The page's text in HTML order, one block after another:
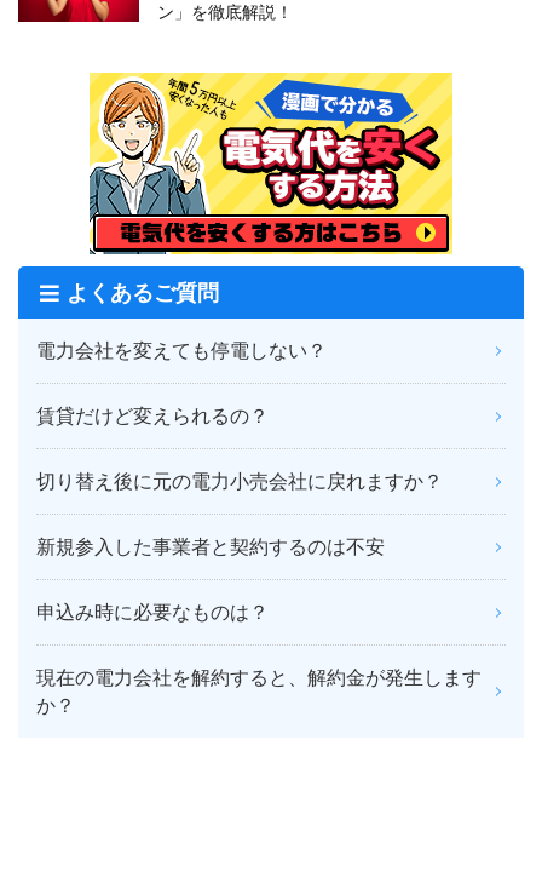
ン」を徹底解説！
よくあるご質問
電力会社を変えても停電しない？
賃貸だけど変えられるの？
切り替え後に元の電力小売会社に戻れますか？
新規参入した事業者と契約するのは不安
申込み時に必要なものは？
現在の電力会社を解約すると、解約金が発生します
か？